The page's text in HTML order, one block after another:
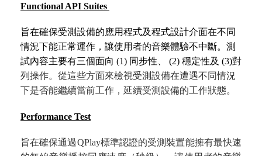
Functional API Suites
旨在確保受測設備的應用程式及程式設計介面在不同
情況下能正常運作，讓使用者的音樂體驗不中斷。測
試內容主要有三個面向 (1) 同步性、 (2) 穩定性及 (3)對
列操作。從這些方面來檢視受測設備在遭遇不同情況
下是否能繼續當前工作，延續受測設備的工作狀態。
Performance Test
旨在確保通過QPlay標準認證的受測裝置能擁有最快速